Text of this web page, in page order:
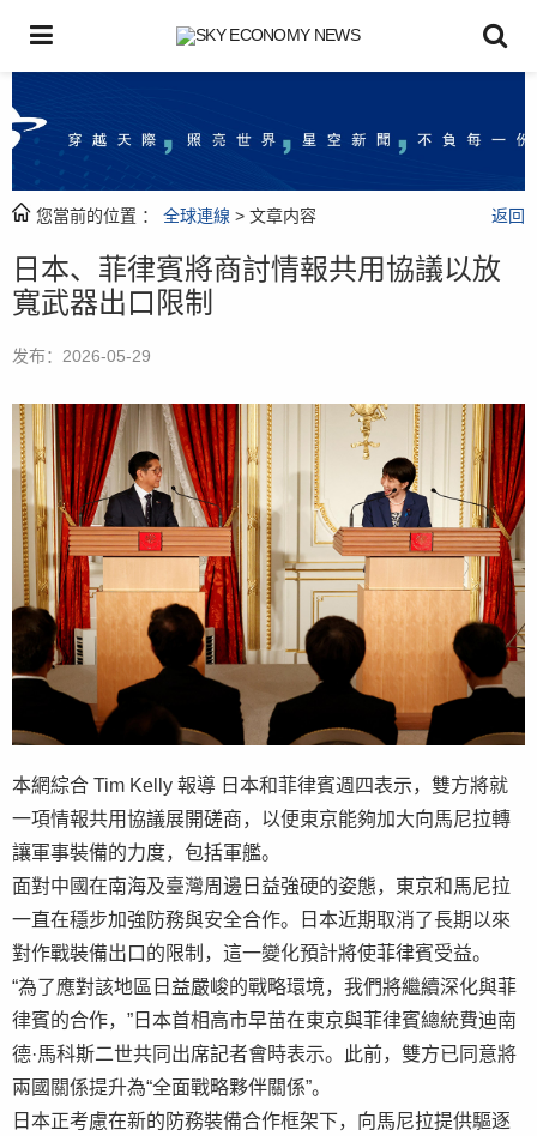
您當前的位置 ： 全球連線 > 文章内容 返回
日本、菲律賓將商討情報共用協議以放
寬武器出口限制
发布：2026-05-29
本網綜合 Tim Kelly 報導 日本和菲律賓週四表示，雙方將就
一項情報共用協議展開磋商，以便東京能夠加大向馬尼拉轉
讓軍事裝備的力度，包括軍艦。
面對中國在南海及臺灣周邊日益強硬的姿態，東京和馬尼拉
一直在穩步加強防務與安全合作。日本近期取消了長期以來
對作戰裝備出口的限制，這一變化預計將使菲律賓受益。
“為了應對該地區日益嚴峻的戰略環境，我們將繼續深化與菲
律賓的合作，”日本首相高市早苗在東京與菲律賓總統費迪南
德·馬科斯二世共同出席記者會時表示。此前，雙方已同意將
兩國關係提升為“全面戰略夥伴關係”。
日本正考慮在新的防務裝備合作框架下，向馬尼拉提供驅逐